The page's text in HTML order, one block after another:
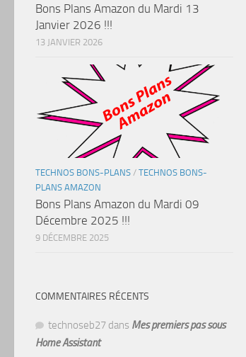
Bons Plans Amazon du Mardi 13
Janvier 2026 !!!
13 JANVIER 2026
TECHNOS BONS-PLANS / TECHNOS BONS-
PLANS AMAZON
Bons Plans Amazon du Mardi 09
Décembre 2025 !!!
9 DÉCEMBRE 2025
COMMENTAIRES RÉCENTS
technoseb27 dans Mes premiers pas sous
Home Assistant